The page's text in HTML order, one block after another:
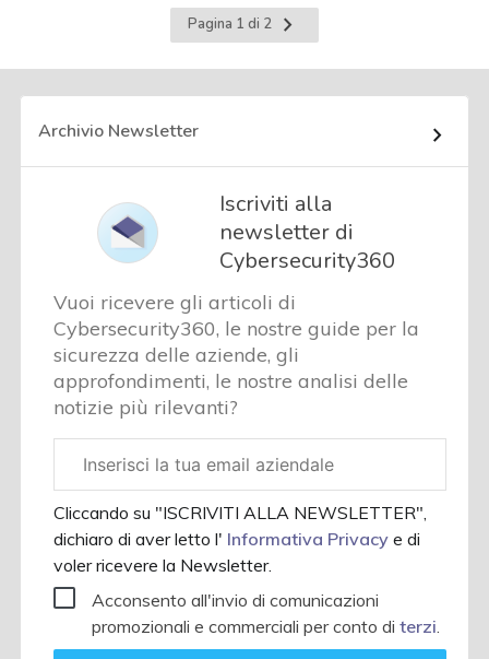
Pagina 1 di 2
Pagina
successiva
Archivio Newsletter
Iscriviti alla
newsletter di
Cybersecurity360
Vuoi ricevere gli articoli di
Cybersecurity360, le nostre guide per la
sicurezza delle aziende, gli
approfondimenti, le nostre analisi delle
notizie più rilevanti?
aziendale
Cliccando su "ISCRIVITI ALLA NEWSLETTER",
dichiaro di aver letto l' Informativa Privacye di
voler ricevere la Newsletter.
Acconsento all'invio di comunicazioni
promozionali e commerciali per conto diterzi.